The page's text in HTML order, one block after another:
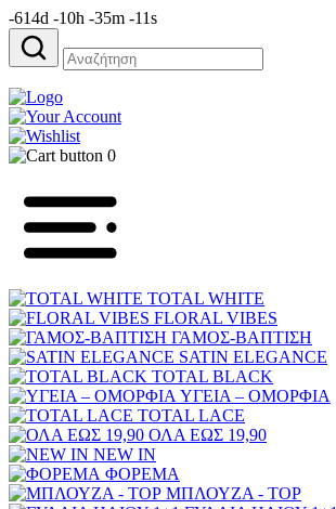
-614d -10h -35m -11s
Αναζήτηση
για:
0
TOTAL WHITE
FLORAL VIBES
ΓΑΜΟΣ-ΒΑΠΤΙΣΗ
SATIN ELEGANCE
TOTAL BLACK
ΥΓΕΙΑ – ΟΜΟΡΦΙΑ
TOTAL LACE
ΟΛΑ ΕΩΣ 19,90
NEW IN
ΦΟΡΕΜΑ
ΜΠΛΟΥΖΑ - TOP